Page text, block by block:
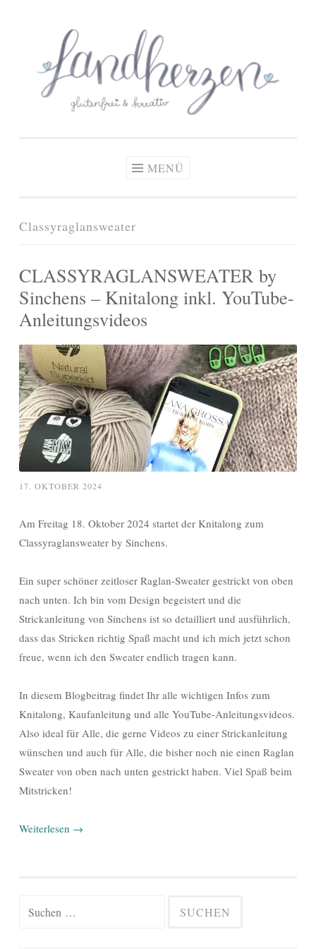
springen
Zöliakie, glutenfreie Ernährung
MENÜ
Classyraglansweater
CLASSYRAGLANSWEATER by
Sinchens – Knitalong inkl. YouTube-
Anleitungsvideos
17. OKTOBER 2024
Am Freitag 18. Oktober 2024 startet der Knitalong zum
Classyraglansweater by Sinchens.
Ein super schöner zeitloser Raglan-Sweater gestrickt von oben
nach unten. Ich bin vom Design begeistert und die
Strickanleitung von Sinchens ist so detailliert und ausführlich,
dass das Stricken richtig Spaß macht und ich mich jetzt schon
freue, wenn ich den Sweater endlich tragen kann.
In diesem Blogbeitrag findet Ihr alle wichtigen Infos zum
Knitalong, Kaufanleitung und alle YouTube-Anleitungsvideos.
Also ideal für Alle, die gerne Videos zu einer Strickanleitung
wünschen und auch für Alle, die bisher noch nie einen Raglan
Sweater von oben nach unten gestrickt haben. Viel Spaß beim
Mitstricken!
Weiterlesen →
Suchen